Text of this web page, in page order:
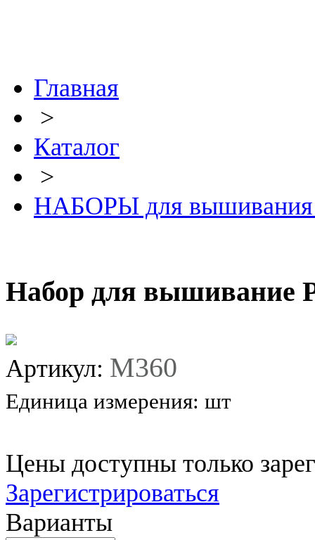
Главная
>
Каталог
>
НАБОРЫ для вышивания
Набор для вышивание
Артикул: M360
Единица измерения: шт
Цены доступны только
Зарегистрироваться
Варианты